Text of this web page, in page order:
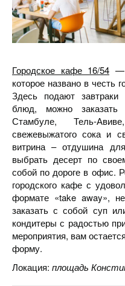
Городское кафе 16/54 —
которое названо в честь
Здесь подают
блюд, можно
Стамбуле, Тель-
свежевыжатого сока и
витрина – отдушина
выбрать десерт по
собой по дороге в офис.
городского кафе с
формате «take away»,
заказать с собой суп
кондитеры с радостью
мероприятия, вам
форму.
Локация: площадь